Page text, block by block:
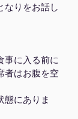
なりをお話し
事に入る前に
者はお腹を空
態にありま